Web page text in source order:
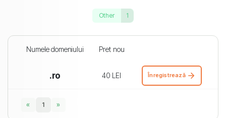
Other 1
Numele domeniului Pret nou
.ro 40 LEI Înregistrează
« 1 »